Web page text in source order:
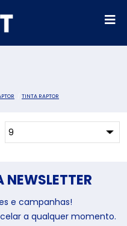
TINTA RAPTOR
NEWSLETTER
e campanhas!
a qualquer momento.